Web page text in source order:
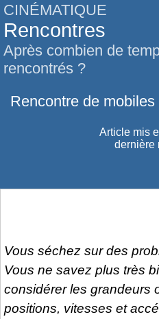
CINÉMATIQUE
Rencontres
Après combien de
rencontrés ?
Rencontre de
Article mis
dernière
Vous séchez sur des
Vous ne savez plus très
considérer les grandeurs
positions, vitesses et